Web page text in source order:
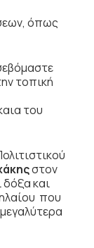
όπως
τοπική
του
στον
δόξα και
που